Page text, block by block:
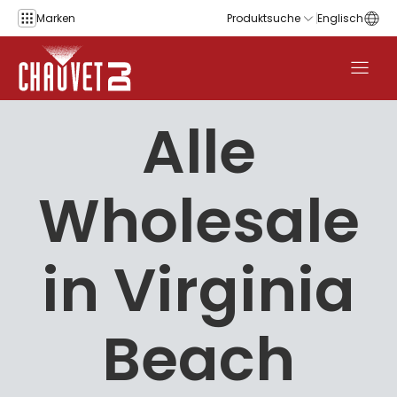
Zum Inhalt springen
Marken Produktsuche Englisch
Alle
Wholesale
in Virginia
Beach